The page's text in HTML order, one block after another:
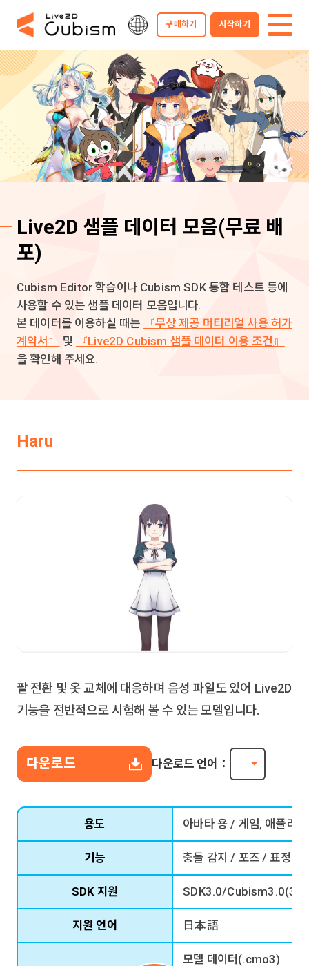
구매하기 시작하기
Live2D 샘플 데이터 모음(무료 배
포)
Cubism Editor 학습이나 Cubism SDK 통합 테스트 등에
사용할 수 있는 샘플 데이터 모음입니다.
본 데이터를 이용하실 때는
『무상 제공 머티리얼 사용 허가
계약서』
및
『Live2D Cubism 샘플 데이터 이용 조건』
을 확인해 주세요.
Haru
팔 전환 및 옷 교체에 대응하며 음성 파일도 있어 Live2D
기능을 전반적으로 시험해 볼 수 있는 모델입니다.
다운로드 다운로드 언어：
용도 아바타 용 / 게임, 애플리
기능 충돌 감지 / 포즈 / 표정 모
SDK 지원 SDK3.0/
지원 언어 日本語
모델 데이터(.cmo3)